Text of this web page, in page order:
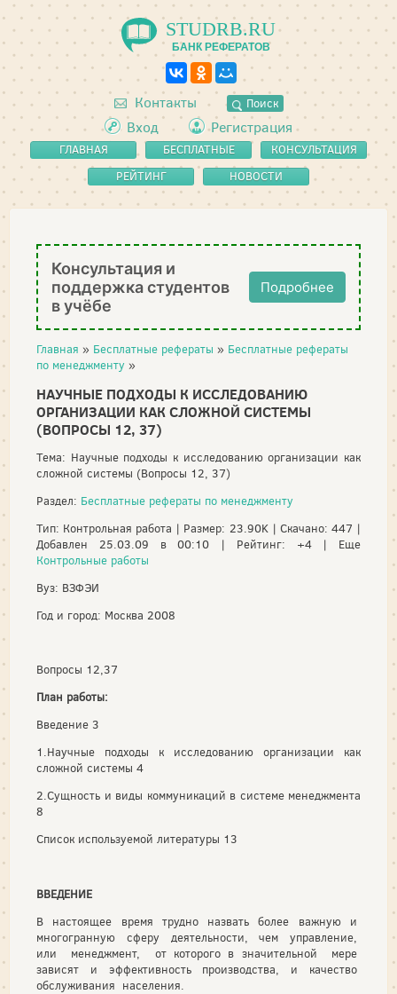
STUDRB.RU
БАНК РЕФЕРАТОВ
Контакты Поиск
Вход Регистрация
ГЛАВНАЯ
БЕСПЛАТНЫЕ
РЕФЕРАТЫ
КОНСУЛЬТАЦИЯ
РЕЙТИНГ
НОВОСТИ
Консультация и
поддержка студентов
в учёбе
Подробнее
Главная » Бесплатные рефераты » Бесплатные рефераты
по менеджменту »
НАУЧНЫЕ ПОДХОДЫ К ИССЛЕДОВАНИЮ
ОРГАНИЗАЦИИ КАК СЛОЖНОЙ СИСТЕМЫ
(ВОПРОСЫ 12, 37)
Тема: Научные подходы к исследованию организации как
сложной системы (Вопросы 12, 37)
Раздел: Бесплатные рефераты по менеджменту
Тип: Контрольная работа | Размер: 23.90K | Скачано: 447 |
Добавлен 25.03.09 в 00:10 | Рейтинг: +4 | Еще
Контрольные работы
Вуз: ВЗФЭИ
Год и город: Москва 2008
Вопросы 12,37
План работы:
Введение 3
1.Научные подходы к исследованию организации как
сложной системы 4
2.Сущность и виды коммуникаций в системе менеджмента
8
Список используемой литературы 13
ВВЕДЕНИЕ
В настоящее время трудно назвать более важную и
многогранную сферу деятельности, чем управление,
или менеджмент, от которого в значительной мере
зависят и эффективность производства, и качество
обслуживания населения.